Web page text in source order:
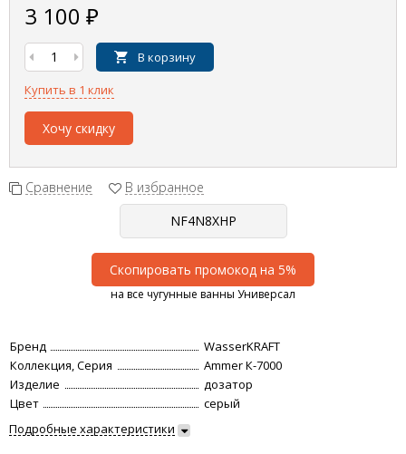
3 100 ₽
В корзину
Купить в 1 клик
Хочу скидку
Сравнение В избранное
Скопировать промокод на 5%
на все чугунные ванны Универсал
Бренд
WasserKRAFT
Коллекция, Серия
Ammer К-7000
Изделие
дозатор
Цвет
серый
Подробные характеристики